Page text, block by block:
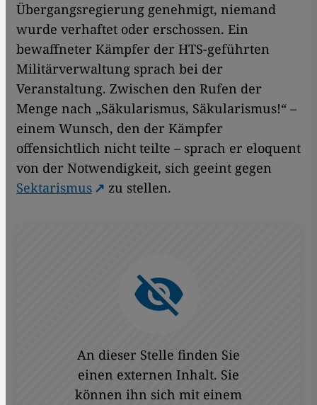
Übergangsregierung genehmigt, niemand
wurde verhaftet oder erschossen. Ein
bewaffneter Kämpfer der HTS-geführten
Militärverwaltung sprach bei der
Veranstaltung. Zwischen den Rufen der
Menge nach „Säkularismus, Säkularismus!“ –
einem Wunsch, den der Kämpfer
offensichtlich nicht teilte – sprach er eloquent
von der Notwendigkeit, sich geeint gegen
Sektarismus
zu stellen.
An dieser Stelle finden Sie
einen externen Inhalt. Sie
können ihn sich mit einem